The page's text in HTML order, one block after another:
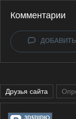
Комментарии
Друзья сайта